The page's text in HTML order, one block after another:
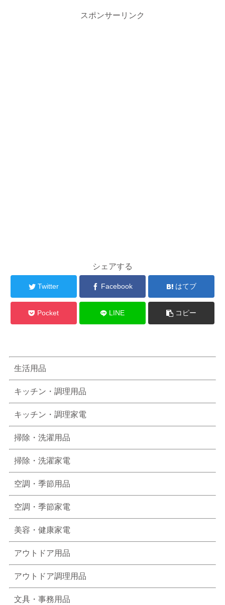
スポンサーリンク
シェアする
Twitter Facebook はてブ
Pocket LINE コピー
生活用品
キッチン・調理用品
キッチン・調理家電
掃除・洗濯用品
掃除・洗濯家電
空調・季節用品
空調・季節家電
美容・健康家電
アウトドア用品
アウトドア調理用品
文具・事務用品